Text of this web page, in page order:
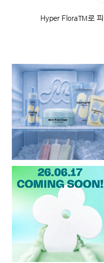
Hyper Flora™로